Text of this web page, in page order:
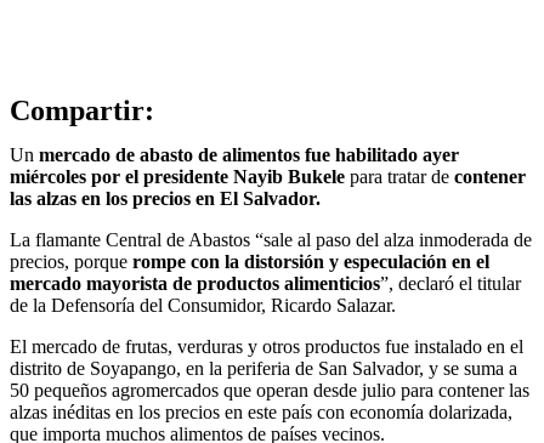
Compartir:
Un mercado de abasto de alimentos fue habilitado ayer
miércoles por el presidente Nayib Bukele para tratar de contener
las alzas en los precios en El Salvador.
La flamante Central de Abastos “sale al paso del alza inmoderada de
precios, porque rompe con la distorsión y especulación en el
mercado mayorista de productos alimenticios”, declaró el titular
de la Defensoría del Consumidor, Ricardo Salazar.
El mercado de frutas, verduras y otros productos fue instalado en el
distrito de Soyapango, en la periferia de San Salvador, y se suma a
50 pequeños agromercados que operan desde julio para contener las
alzas inéditas en los precios en este país con economía dolarizada,
que importa muchos alimentos de países vecinos.